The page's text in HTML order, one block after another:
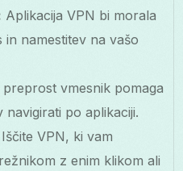
Aplikacija VPN bi morala
namestitev na vašo
preprost vmesnik pomaga
po aplikaciji.
Iščite VPN, ki vam
z enim klikom ali